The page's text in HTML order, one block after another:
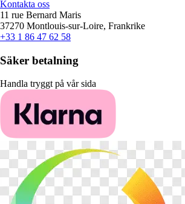
Kontakta oss
11 rue Bernard Maris
37270 Montlouis-sur-Loire, Frankrike
+33 1 86 47 62 58
Säker betalning
Handla tryggt på vår sida